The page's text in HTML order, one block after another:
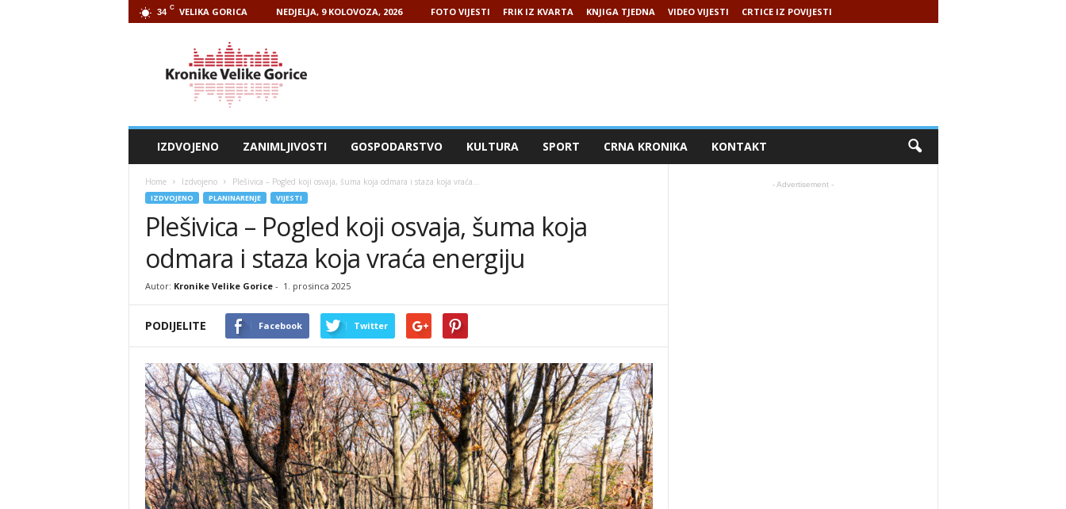
34 C VELIKA GORICA NEDJELJA, 9 KOLOVOZA, 2026 FOTO VIJESTI FRIK IZ KVARTA KNJIGA TJEDNA VIDEO VIJESTI CRTICE IZ POVIJESTI
IZDVOJENO ZANIMLJIVOSTI GOSPODARSTVO KULTURA SPORT CRNA KRONIKA KONTAKT
Home Izdvojeno Plešivica – Pogled koji osvaja, šuma koja odmara i staza koja vraća...
IZDVOJENO PLANINARENJE VIJESTI
Plešivica – Pogled koji osvaja, šuma koja
odmara i staza koja vraća energiju
Autor: Kronike Velike Gorice- 1. prosinca 2025
PODIJELITE Facebook Twitter
- Advertisement -